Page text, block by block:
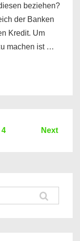
beziehen?
der Banken
Kredit. Um
machen ist …
4 Next